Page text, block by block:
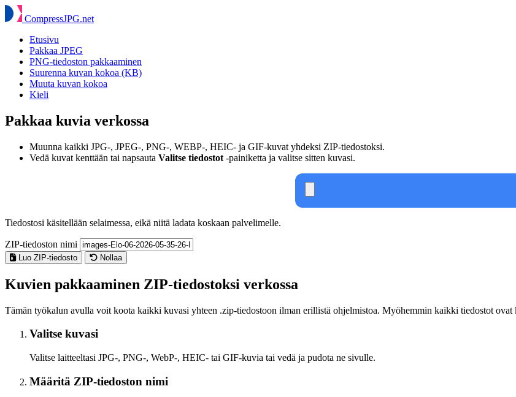
CompressJPG.net
Etusivu
Pakkaa JPEG
PNG-tiedoston pakkaaminen
Suurenna kuvan kokoa (KB)
Muuta kuvan kokoa
Kieli
Pakkaa kuvia verkossa
Muunna kaikki JPG-, JPEG-, PNG-, WEBP-, HEIC- ja GIF-kuvat yhdeksi ZIP-tiedostoksi.
Vedä kuvat kenttään tai napsauta Valitse tiedostot -painiketta ja valitse sitten kuvasi.
Tiedostosi käsitellään selaimessa, eikä niitä ladata koskaan palvelimelle.
ZIP-tiedoston nimi
Luo ZIP-tiedosto Nollaa
Kuvien pakkaaminen ZIP-tiedostoksi verkossa
Tämän työkalun avulla voit koota kaikki kuvasi yhteen .zip-tiedostoon ilman erillistä ohjelmistoa. Myöhemmin kaikki tiedostot ovat
Valitse kuvasi
Valitse laitteeltasi JPG-, PNG-, WebP-, HEIC- tai GIF-kuvia tai vedä ja pudota ne sivulle.
Määritä ZIP-tiedoston nimi